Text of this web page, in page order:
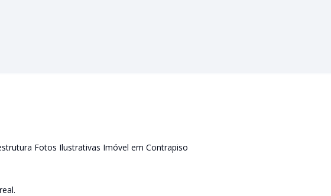
Fotos Ilustrativas Imóvel em Contrapiso